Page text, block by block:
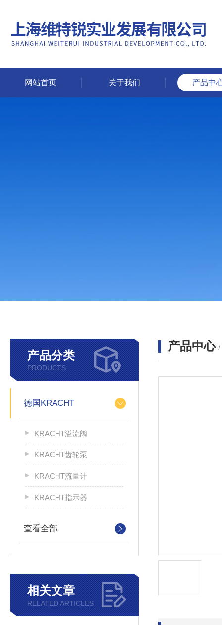
网站首页 关于我们 产品中
产品分类
PRODUCTS
德国KRACHT
KRACHT溢流阀
KRACHT齿轮泵
KRACHT流量计
KRACHT指示器
查看全部
相关文章
RELATED ARTICLES
产品中心 /